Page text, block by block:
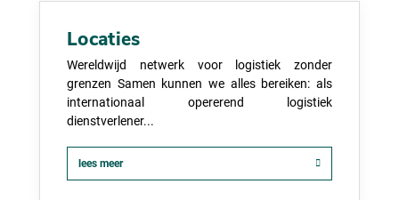
Locaties
Wereldwijd netwerk voor logistiek zonder
grenzen Samen kunnen we alles bereiken: als
internationaal opererend logistiek
dienstverlener...
lees meer